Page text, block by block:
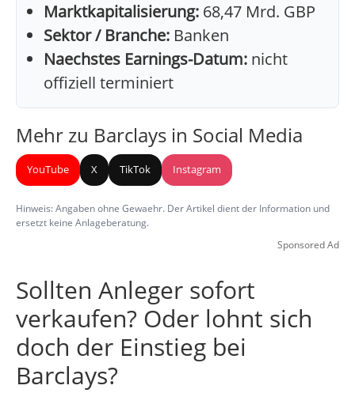
Marktkapitalisierung: 68,47 Mrd. GBP
Sektor / Branche: Banken
Naechstes Earnings-Datum: nicht
offiziell terminiert
Mehr zu Barclays in Social Media
YouTube X TikTok Instagram
Hinweis: Angaben ohne Gewaehr. Der Artikel dient der Information und
ersetzt keine Anlageberatung.
Sponsored Ad
Sollten Anleger sofort
verkaufen? Oder lohnt sich
doch der Einstieg bei
Barclays?